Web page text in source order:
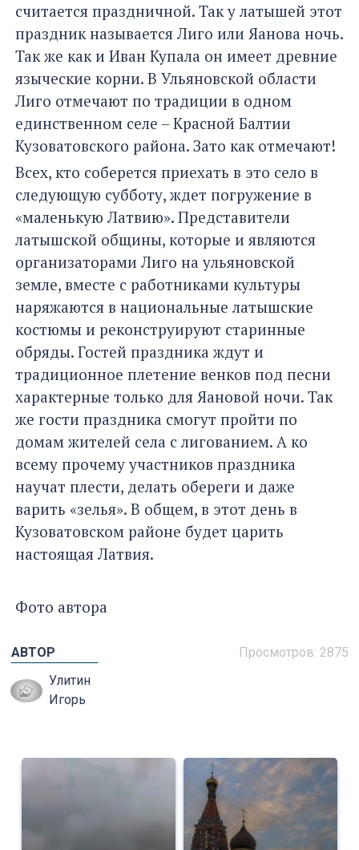
считается праздничной. Так у латышей этот
праздник называется Лиго или Яанова ночь.
Так же как и Иван Купала он имеет древние
языческие корни. В Ульяновской области
Лиго отмечают по традиции в одном
единственном селе – Красной Балтии
Кузоватовского района. Зато как отмечают!
Всех, кто соберется приехать в это село в
следующую субботу, ждет погружение в
«маленькую Латвию». Представители
латышской общины, которые и являются
организаторами Лиго на ульяновской
земле, вместе с работниками культуры
наряжаются в национальные латышские
костюмы и реконструируют старинные
обряды. Гостей праздника ждут и
традиционное плетение венков под песни
характерные только для Яановой ночи. Так
же гости праздника смогут пройти по
домам жителей села с лигованием. А ко
всему прочему участников праздника
научат плести, делать обереги и даже
варить «зелья». В общем, в этот день в
Кузоватовском районе будет царить
настоящая Латвия.
Фото автора
Просмотров: 2875
АВТОР
Улитин
Игорь